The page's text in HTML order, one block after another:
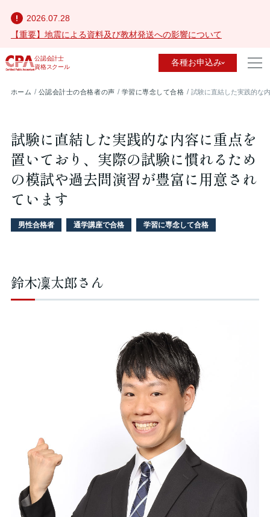
2026.07.28
【重要】地震による資料及び教材発送への影響について
公認会計士
資格スクール
各種お申込み
ホーム 公認会計士の合格者の声 学習に専念して合格 試験に直結した実践的な
試験に直結した実践的な内容に重点を
置いており、実際の試験に慣れるため
の模試や過去問演習が豊富に用意され
ています
男性合格者 通学講座で合格 学習に専念して合格
鈴木凜太郎さん